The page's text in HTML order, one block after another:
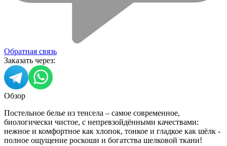
Обратная связь
Заказать через:
Обзор
Постельное белье из тенсела – самое современное,
биологически чистое, с непревзойдёнными качествами:
нежное и комфортное как хлопок, тонкое и гладкое как шёлк -
полное ощущение роскоши и богатства шелковой ткани!